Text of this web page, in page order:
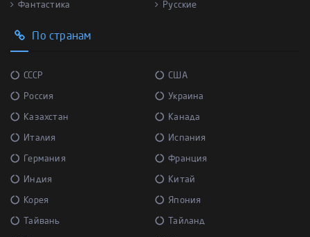
Фантастика Русские
По странам
СССР США
Россия Украина
Казахстан Канада
Италия Испания
Германия Франция
Индия Китай
Корея Япония
Тайвань Тайланд